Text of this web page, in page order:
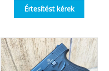
Értesítést kérek